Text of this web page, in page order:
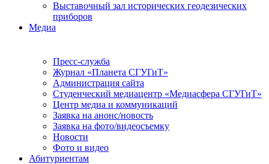
Выставочный зал исторических геодезических
приборов
Медиа
Пресс-служба
Журнал «Планета СГУГиТ»
Администрация сайта
Студенческий медиацентр «Медиасфера СГУГиТ»
Центр медиа и коммуникаций
Заявка на анонс/новость
Заявка на фото/видеосъемку
Новости
Фото и видео
Абитуриентам